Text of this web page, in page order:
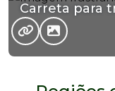
Carreta para